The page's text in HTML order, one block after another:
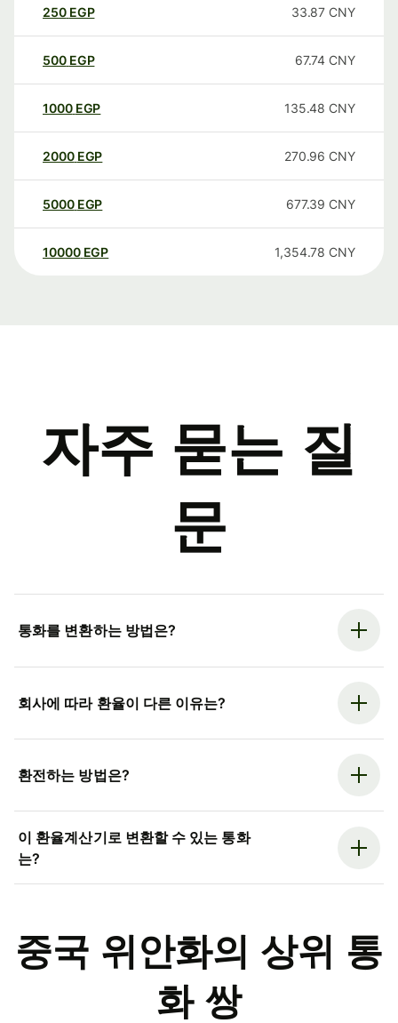
250 EGP 33.87 CNY
500 EGP 67.74 CNY
1000 EGP 135.48 CNY
2000 EGP 270.96 CNY
5000 EGP 677.39 CNY
10000 EGP 1,354.78 CNY
자주 묻는 질
문
통화를 변환하는 방법은?
회사에 따라 환율이 다른 이유는?
환전하는 방법은?
이 환율계산기로 변환할 수 있는 통화
는?
중국 위안화의 상위 통
화 쌍